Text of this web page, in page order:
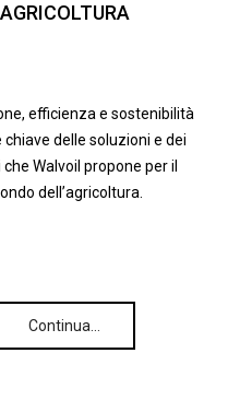
AGRICOLTURA
efficienza e sostenibilità
chiave delle soluzioni e dei
Walvoil propone per il
dell’agricoltura.
Continua…